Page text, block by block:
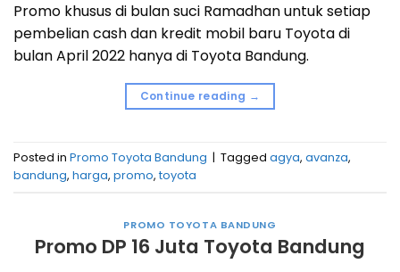
Promo khusus di bulan suci Ramadhan untuk setiap
pembelian cash dan kredit mobil baru Toyota di
bulan April 2022 hanya di Toyota Bandung.
Continue reading →
Posted in Promo Toyota Bandung | Tagged agya, avanza,
bandung, harga, promo, toyota
PROMO TOYOTA BANDUNG
Promo DP 16 Juta Toyota Bandung